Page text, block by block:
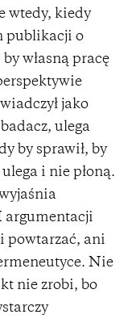
wtedy, kiedy
publikacji o
własną pracę
jako
ulega
by sprawił, by
i nie płoną.
argumentacji
powtarzać, ani
Nie
nie zrobi, bo